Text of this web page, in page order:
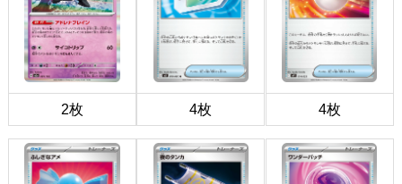
2枚 4枚 4枚